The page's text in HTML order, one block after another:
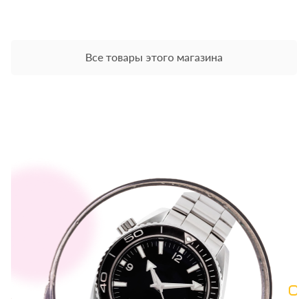
Все товары этого магазина